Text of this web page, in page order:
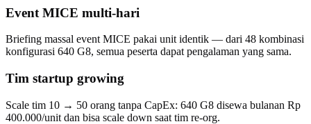
Event MICE multi-hari
Briefing massal event MICE pakai unit identik — dari 48 kombinasi
konfigurasi 640 G8, semua peserta dapat pengalaman yang sama.
Tim startup growing
Scale tim 10 → 50 orang tanpa CapEx: 640 G8 disewa bulanan Rp
400.000/unit dan bisa scale down saat tim re-org.